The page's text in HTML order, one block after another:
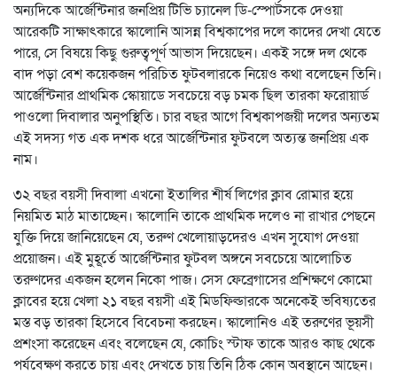
অন্যদিকে আর্জেন্টিনার জনপ্রিয় টিভি চ্যানেল ডি-স্পোর্টসকে দেওয়া
আরেকটি সাক্ষাৎকারে স্কালোনি আসন্ন বিশ্বকাপের দলে কাদের দেখা যেতে
পারে, সে বিষয়ে কিছু গুরুত্বপূর্ণ আভাস দিয়েছেন। একই সঙ্গে দল থেকে
বাদ পড়া বেশ কয়েকজন পরিচিত ফুটবলারকে নিয়েও কথা বলেছেন তিনি।
আর্জেন্টিনার প্রাথমিক স্কোয়াডে সবচেয়ে বড় চমক ছিল তারকা ফরোয়ার্ড
পাওলো দিবালার অনুপস্থিতি। চার বছর আগে বিশ্বকাপজয়ী দলের অন্যতম
এই সদস্য গত এক দশক ধরে আর্জেন্টিনার ফুটবলে অত্যন্ত জনপ্রিয় এক
নাম।
৩২ বছর বয়সী দিবালা এখনো ইতালির শীর্ষ লিগের ক্লাব রোমার হয়ে
নিয়মিত মাঠ মাতাচ্ছেন। স্কালোনি তাকে প্রাথমিক দলেও না রাখার পেছনে
যুক্তি দিয়ে জানিয়েছেন যে, তরুণ খেলোয়াড়দেরও এখন সুযোগ দেওয়া
প্রয়োজন। এই মুহূর্তে আর্জেন্টিনার ফুটবল অঙ্গনে সবচেয়ে আলোচিত
তরুণদের একজন হলেন নিকো পাজ। সেস ফেব্রেগাসের প্রশিক্ষণে কোমো
ক্লাবের হয়ে খেলা ২১ বছর বয়সী এই মিডফিল্ডারকে অনেকেই ভবিষ্যতের
মস্ত বড় তারকা হিসেবে বিবেচনা করছেন। স্কালোনিও এই তরুণের ভূয়সী
প্রশংসা করেছেন এবং বলেছেন যে, কোচিং স্টাফ তাকে আরও কাছ থেকে
পর্যবেক্ষণ করতে চায় এবং দেখতে চায় তিনি ঠিক কোন অবস্থানে আছেন।